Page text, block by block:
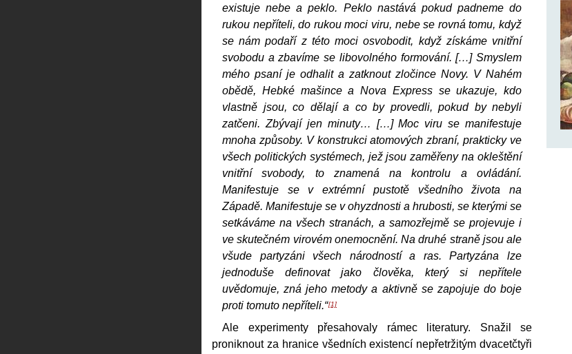
existuje nebe a peklo. Peklo nastává pokud padneme do
rukou nepříteli, do rukou moci viru, nebe se rovná tomu, když
se nám podaří z této moci osvobodit, když získáme vnitřní
svobodu a zbavíme se libovolného formování. […] Smyslem
mého psaní je odhalit a zatknout zločince Novy. V Nahém
obědě, Hebké mašincea Nova Expressse ukazuje, kdo
vlastně jsou, co dělají a co by provedli, pokud by nebyli
zatčeni. Zbývají jen minuty… […] Moc viru se manifestuje
mnoha způsoby. V konstrukci atomových zbraní, prakticky ve
všech politických systémech, jež jsou zaměřeny na okleštění
vnitřní svobody, to znamená na kontrolu a ovládání.
Manifestuje se v extrémní pustotě všedního života na
Západě. Manifestuje se v ohyzdnosti a hrubosti, se kterými se
setkáváme na všech stranách, a samozřejmě se projevuje i
ve skutečném virovém onemocnění. Na druhé straně jsou ale
všude partyzáni všech národností a ras. Partyzána lze
jednoduše definovat jako člověka, který si nepřítele
uvědomuje, zná jeho metody a aktivně se zapojuje do boje
proti tomuto nepříteli.“[1]
Ale experimenty přesahovaly rámec literatury. Snažil se
proniknout za hranice všedních existencí nepřetržitým dvacetčtyři